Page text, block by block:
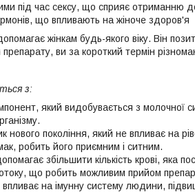
під час сексу, що сприяє отриманню
що впливають на жіноче здоров'я
жінкам будь-якого віку. Він
ви за короткий термін
з:
який видобувається з молочної
нового покоління, який не впливає на
робить його приємним і ситним.
збільшити кількість крові, яка
що робить можливим прийом
на імунну систему людини,